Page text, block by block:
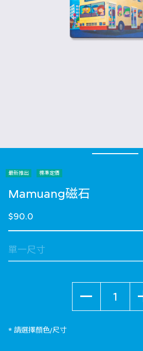
最新推出 標準定價
Mamuang磁石
$90.0
* 請選擇顏色/尺寸